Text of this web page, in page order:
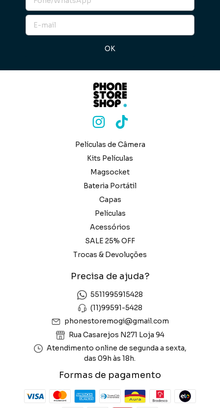
Películas de Câmera
Kits Películas
Magsocket
Bateria Portátil
Capas
Películas
Acessórios
SALE 25% OFF
Trocas & Devoluções
Precisa de ajuda?
5511995915428
(11)99591-5428
phonestoremogi@gmail.com
Rua Casarejos N271 Loja 94
Atendimento online de segunda a sexta,
das 09h às 18h.
Formas de pagamento